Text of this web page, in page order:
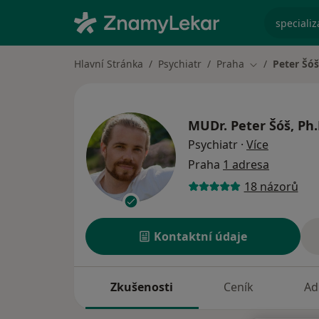
Hlavní Stránka Psychiatr Praha Změna města
Peter
MUDr. Peter Šóš,
Psychiatr · Více
Praha 1 adresa
18 názorů
Kontaktní údaje
Zkušenosti Ceník